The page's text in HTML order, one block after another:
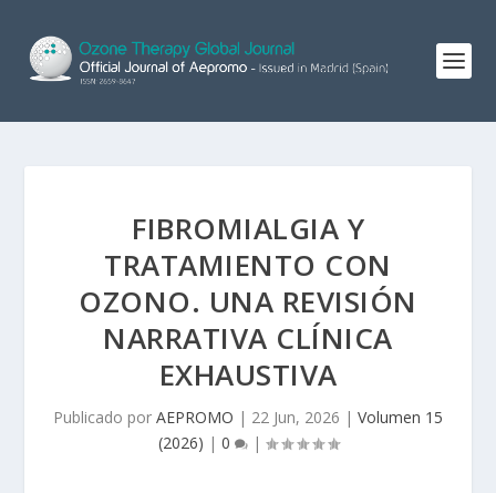
FIBROMIALGIA Y
TRATAMIENTO CON
OZONO. UNA REVISIÓN
NARRATIVA CLÍNICA
EXHAUSTIVA
Publicado por AEPROMO | 22 Jun, 2026 | Volumen 15
(2026) | 0 |